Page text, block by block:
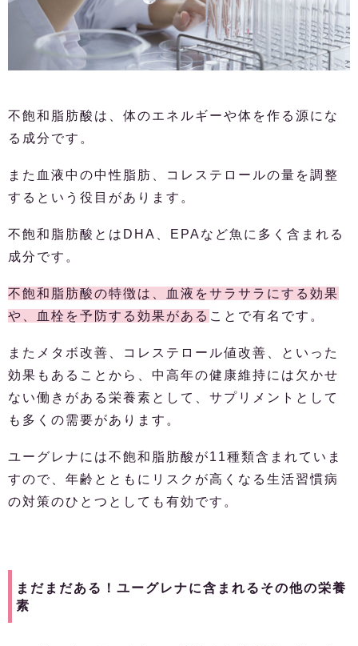
不飽和脂肪酸は、体のエネルギーや体を作る源にな
る成分です。
また血液中の中性脂肪、コレステロールの量を調整
するという役目があります。
不飽和脂肪酸とはDHA、EPAなど魚に多く含まれる
成分です。
不飽和脂肪酸の特徴は、血液をサラサラにする効果
や、血栓を予防する効果がある ことで有名です。
またメタボ改善、コレステロール値改善、といった
効果もあることから、中高年の健康維持には欠かせ
ない働きがある栄養素として、サプリメントとして
も多くの需要があります。
ユーグレナには不飽和脂肪酸が11種類含まれていま
すので、年齢とともにリスクが高くなる生活習慣病
の対策のひとつとしても有効です。
まだまだある！ユーグレナに含まれるその他の栄養
素